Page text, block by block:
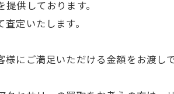
供しております。
定いたします。
にご満足いただける金額をお渡し